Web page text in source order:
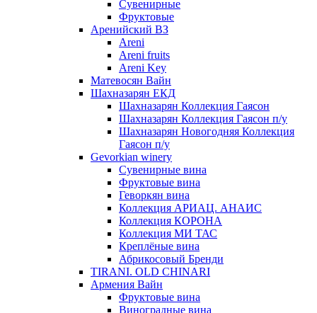
Сувенирные
Фруктовые
Аренийский ВЗ
Areni
Areni fruits
Areni Key
Матевосян Вайн
Шахназарян ЕКД
Шахназарян Коллекция Гаясон
Шахназарян Коллекция Гаясон п/у
Шахназарян Новогодняя Коллекция
Гаясон п/у
Gevorkian winery
Сувенирные вина
Фруктовые вина
Геворкян вина
Коллекция АРИАЦ. АНАИС
Коллекция КОРОНА
Коллекция МИ ТАС
Креплёные вина
Абрикосовый Бренди
TIRANI. OLD CHINARI
Армения Вайн
Фруктовые вина
Виноградные вина